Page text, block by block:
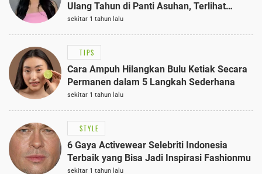
Ulang Tahun di Panti Asuhan, Terlihat
Anggun dengan Kaftan Cokelat
sekitar 1 tahun lalu
TIPS
Cara Ampuh Hilangkan Bulu Ketiak Secara
Permanen dalam 5 Langkah Sederhana
sekitar 1 tahun lalu
STYLE
6 Gaya Activewear Selebriti Indonesia
Terbaik yang Bisa Jadi Inspirasi Fashionmu
sekitar 1 tahun lalu